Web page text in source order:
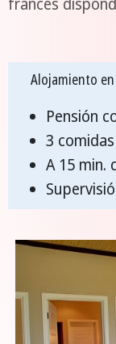
Alojamiento
Pensión
3
A 15 min.